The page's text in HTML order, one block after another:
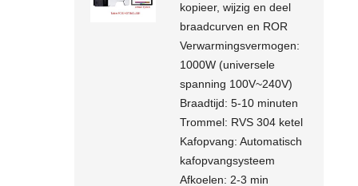
kopieer, wijzig en deel
braadcurven en ROR
Verwarmingsvermogen:
1000W (universele
spanning 100V~240V)
Braadtijd: 5-10 minuten
Trommel: RVS 304 ketel
Kafopvang: Automatisch
kafopvangsysteem
Afkoelen: 2-3 min